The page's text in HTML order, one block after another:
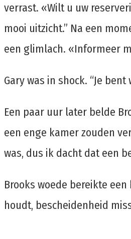
verrast. «Wilt u uw
mooi uitzicht.” Na een
een glimlach. «Informeer
Gary was in shock. “Je
Een paar uur later belde
een enge kamer zouden
was, dus ik dacht dat een
Brooks woede bereikte
houdt, bescheidenheid